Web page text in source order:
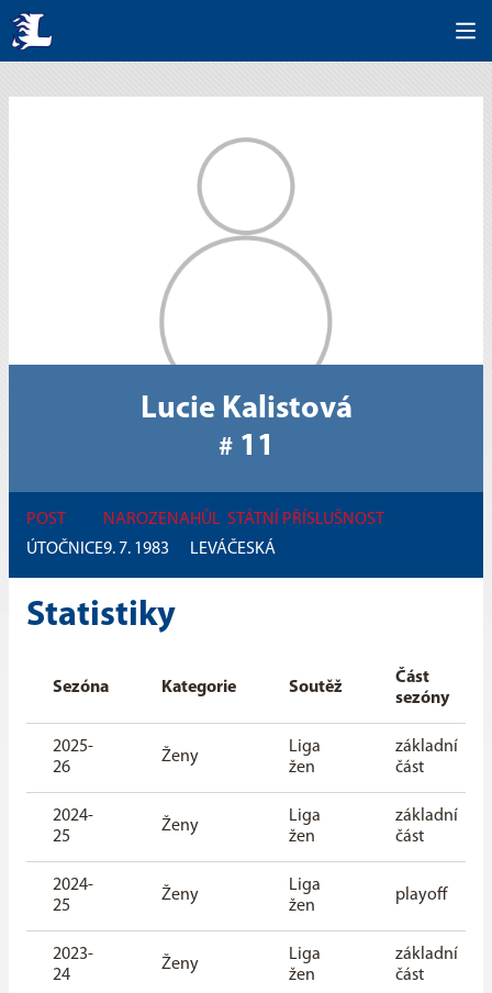
Lucie Kalistová
# 11
POST
ÚTOČNICE
NAROZENA
9. 7. 1983
HŮL
LEVÁ
STÁTNÍ PŘÍSLUŠNOST
ČESKÁ
Statistiky
Sezóna Kategorie Soutěž
Část
sezóny
2025-
26
Ženy
Liga
žen
základní
část
2024-
25
Ženy
Liga
žen
základní
část
2024-
25
Ženy
Liga
žen
playoff
2023-
24
Ženy
Liga
žen
základní
část